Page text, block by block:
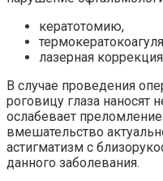
кератотомию,
лазерная
В случае проведения
роговицу глаза наносят
ослабевает
вмешательство
астигматизм с
данного заболевания.